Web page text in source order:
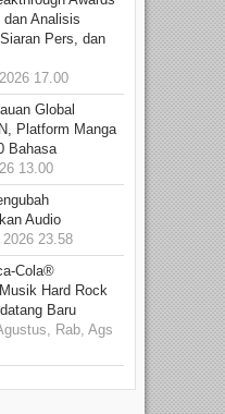
Analisis
Pers, dan
17.00
Global
Platform Manga
Bahasa
13.00
Audio
23.58
Cola®
Hard Rock
Baru
Rab, Ags